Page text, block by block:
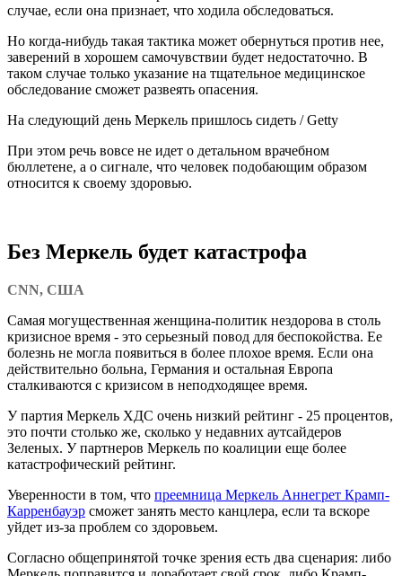
случае, если она признает, что ходила обследоваться.
Но когда-нибудь такая тактика может обернуться против нее,
заверений в хорошем самочувствии будет недостаточно. В
таком случае только указание на тщательное медицинское
обследование сможет развеять опасения.
На следующий день Меркель пришлось сидеть / Getty
При этом речь вовсе не идет о детальном врачебном
бюллетене, а о сигнале, что человек подобающим образом
относится к своему здоровью.
Без Меркель будет катастрофа
CNN, США
Самая могущественная женщина-политик нездорова в столь
кризисное время - это серьезный повод для беспокойства. Ее
болезнь не могла появиться в более плохое время. Если она
действительно больна, Германия и остальная Европа
сталкиваются с кризисом в неподходящее время.
У партия Меркель ХДС очень низкий рейтинг - 25 процентов,
это почти столько же, сколько у недавних аутсайдеров
Зеленых. У партнеров Меркель по коалиции еще более
катастрофический рейтинг.
Уверенности в том, что преемница Меркель Аннегрет Крамп-
Карренбауэр сможет занять место канцлера, если та вскоре
уйдет из-за проблем со здоровьем.
Согласно общепринятой точке зрения есть два сценария: либо